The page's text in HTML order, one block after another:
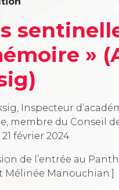
»
Inspecteur
membre du Conseil
21 février 2024
de l’entrée au
Mélinée Manouchian.]